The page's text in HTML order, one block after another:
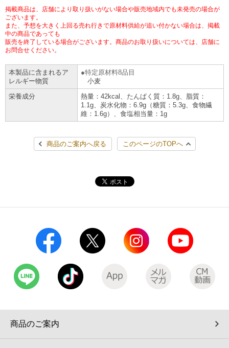
ニンテンドー・ダウンロードカード
スキャン
チケット
スポーツ振興くじ
学び・教育
セブン銀行ATM
各種料金のお支払い
レジでApple Accountにチャージ
宅配ロッカー（店舗限定）
モバイルバッテリーシェアリング（店舗限定）
チケットぴあ
CNプレイガイド
タワーレコード
停電時のサービス停止のお知らせ
会社概要
貸借対照表・損益計算書
国内店舗数
売上高、店舗数推移
セブン‐イレブンの海外事業
データで見るセブン‐イレブン
セブン‐イレブンの「商品力」
セブン-イレブンの横顔
セブン-イレブンの歴史
サステナビリティ活動基本方針
サステナビリティ推進体制
GREEN CHALLENGE 2050
4VISIONS
サステナビリティニュース
サステナビリティレポート
アルバイト情報
店舗検索
ネットショッピング
お問い合わせ
Language
English (Corporate)
简体中文(服务)
掲載商品は、店舗により取り扱いがない場合や販売地域内でも未発売の場合が
ございます。
また、予想を大きく上回る売れ行きで原材料供給が追い付かない場合は、掲載
中の商品であっても
販売を終了している場合がございます。商品のお取り扱いについては、店舗に
お問合せください。
本製品に含まれるア
レルギー物質
特定原材料8品目
小麦
栄養成分
熱量：42kcal、たんぱく質：1.8g、脂質：
1.1g、炭水化物：6.9g（糖質：5.3g、食物繊
維：1.6g）、食塩相当量：1g
商品のご案内へ戻る このページのTOPへ
商品のご案内